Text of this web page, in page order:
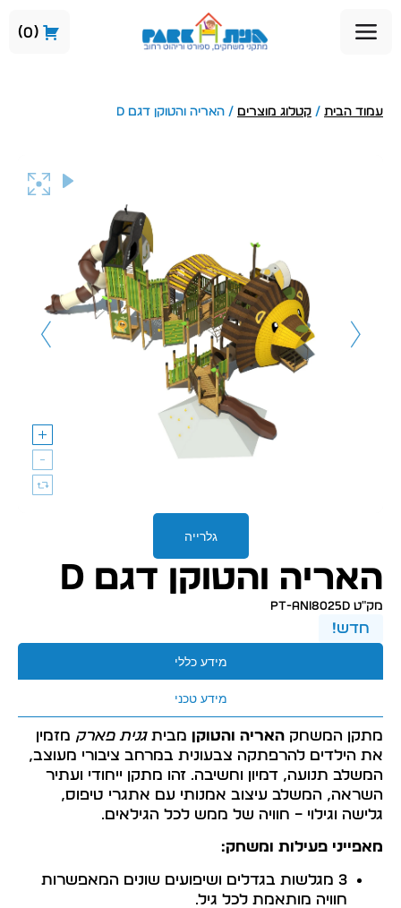
0
עמוד הבית / קטלוג מוצרים / האריה והטוקן דגם D
האריה והטוקן דגם D
מק״ט PT-ani8025D
חדש!
מידע כללי
מידע טכני
מתקן המשחק האריה והטוקן מביתגנית פארק מזמין
את הילדים להרפתקה צבעונית במרחב ציבורי מעוצב,
המשלב תנועה, דמיון וחשיבה. זהו מתקן ייחודי ועתיר
השראה, המשלב עיצוב אמנותי עם אתגרי טיפוס,
גלישה וגילוי – חוויה של ממש לכל הגילאים.
מאפייני פעילות ומשחק:
3 מגלשות בגדלים ושיפועים שונים המאפשרות
חוויה מותאמת לכל גיל.
גלרייה